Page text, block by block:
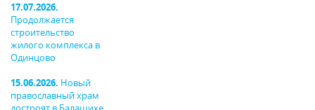
17.07.2026.
Продолжается
строительство
жилого комплекса в
Одинцово
15.06.2026. Новый
православный храм